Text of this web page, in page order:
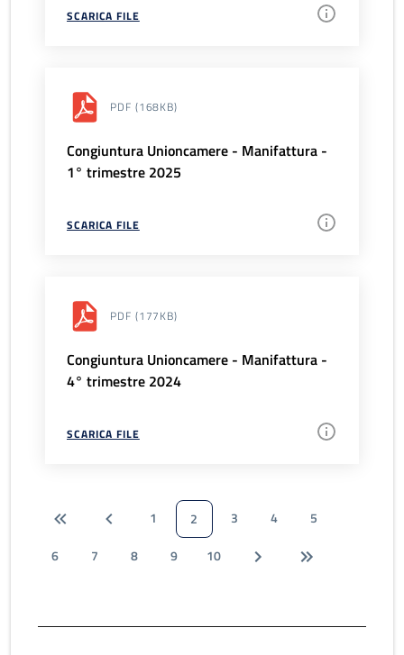
SCARICA FILE
PDF (168KB)
Congiuntura Unioncamere - Manifattura -
1° trimestre 2025
SCARICA FILE
PDF (177KB)
Congiuntura Unioncamere - Manifattura -
4° trimestre 2024
SCARICA FILE
1 2 3 4
5
6
7 8 9 10